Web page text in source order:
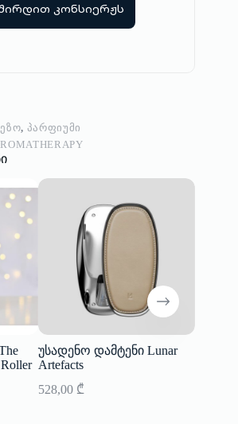
კონსიერჟს
, ᲞᲐᲠᲤᲘᲣᲛᲘ
უსადენო დამტენი Lunar
Artefacts
528,00 ₾